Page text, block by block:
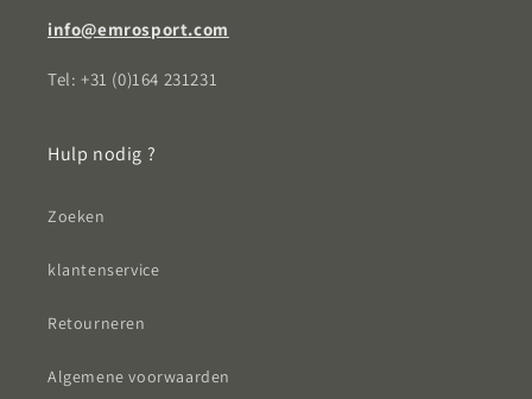
info@emrosport.com
Tel: +31 (0)164 231231
Hulp nodig ?
Zoeken
klantenservice
Retourneren
Algemene voorwaarden